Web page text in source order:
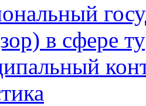
в сфере